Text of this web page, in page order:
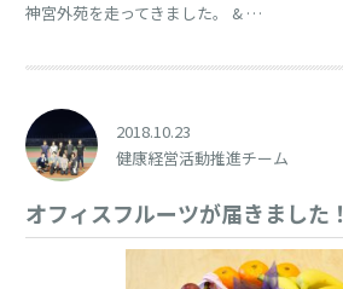
神宮外苑を走ってきました。 & …
2018.10.23
健康経営活動推進チーム
オフィスフルーツが届きました！